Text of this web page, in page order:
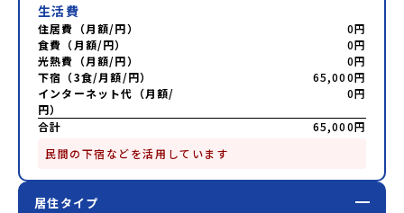
生活費
住居費（月額/円）
0円
食費（月額/円）
0円
光熱費（月額/円）
0円
下宿（3食/月額/円）
65,000円
インターネット代（月額/
円）
0円
合計
65,000円
民間の下宿などを活用しています
居住タイプ